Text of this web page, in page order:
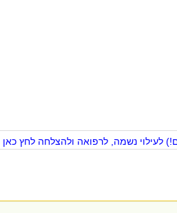
לעילוי נשמה, לרפואה ולהצלחה לחץ כאן